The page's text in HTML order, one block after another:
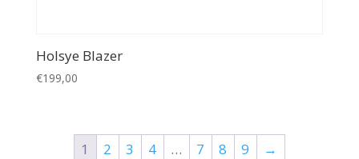
Holsye Blazer
€199,00
1 2 3 4 … 7 8 9 →